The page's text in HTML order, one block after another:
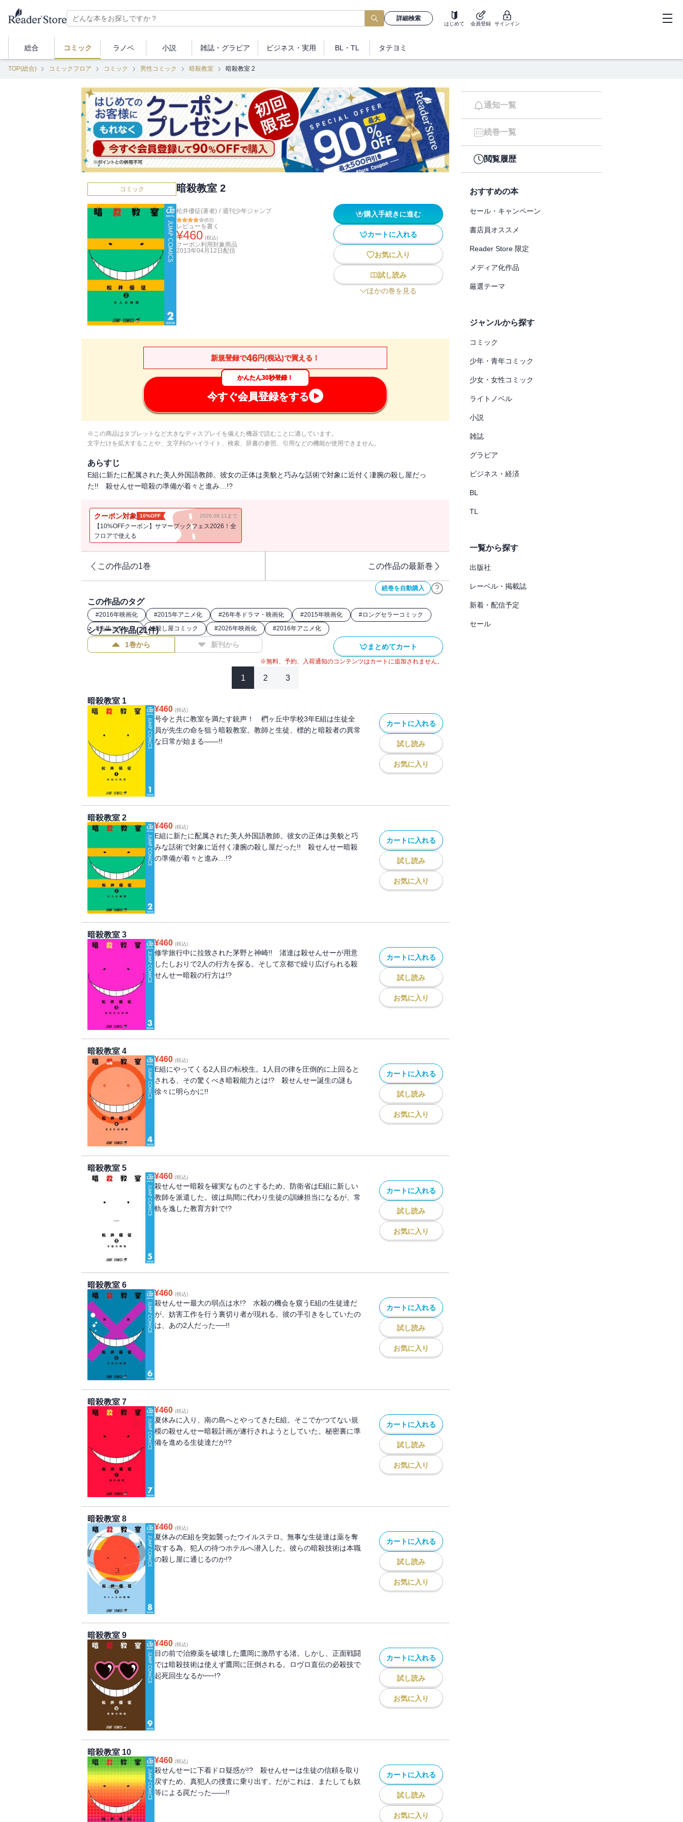
詳細検索
はじめて 会員登録 サインイン
総合 コミック ラノベ 小説 雑誌・ グラビア ビジネス ・実用 BL・TL タテヨミ
TOP(総合) コミックフロア コミック 男性コミック 暗殺教室 暗殺教室 2
コミック 暗殺教室 2
松井優征(著者) / 週刊少年ジャンプ
(63)
レビューを書く
¥460 (税込)
クーポン利用対象商品
2013年04月12日 配信
購入手続きに進む
カートに入れる
お気に入り
試し読み
ほかの巻を見る
新規登録で46円(税込)で買える！
かんたん30秒登録！
今すぐ会員登録をする
※この商品はタブレットなど大きなディスプレイを備えた機器で読むことに適しています。
文字だけを拡大することや、文字列のハイライト、検索、辞書の参照、引用などの機能が使用できません。
あらすじ
E組に新たに配属された美人外国語教師。彼女の正体は美貌と巧みな話術で対象に近付く凄腕の殺し屋だっ
た!! 殺せんせー暗殺の準備が着々と進み…!?
クーポン対象 10%OFF 2026.08.11まで
【10%OFFクーポン】サマーブックフェス2026！全
フロアで使える
この作品の1巻 この作品の最新巻
続巻を自動購入
この作品のタグ
#2016年映画化 #2015年アニメ化 #26年冬ドラマ・映画化 #2015年映画化 #ロングセラーコミック
#先生コミック #殺し屋コミック #2026年映画化 #2016年アニメ化
シリーズ作品(21件)
1巻から 新刊から まとめてカート
※無料、予約、入荷通知のコンテンツはカートに追加されません。
1 2 3
暗殺教室 1
¥460 (税込)
号令と共に教室を満たす銃声！ 椚ヶ丘中学校3年E組は生徒全
員が先生の命を狙う暗殺教室。教師と生徒、標的と暗殺者の異常
な日常が始まる――!!
カートに入れる
試し読み
お気に入り
暗殺教室 2
¥460 (税込)
E組に新たに配属された美人外国語教師。彼女の正体は美貌と巧
みな話術で対象に近付く凄腕の殺し屋だった!! 殺せんせー暗殺
の準備が着々と進み…!?
カートに入れる
試し読み
お気に入り
暗殺教室 3
¥460 (税込)
修学旅行中に拉致された茅野と神崎!! 渚達は殺せんせーが用意
したしおりで2人の行方を探る。そして京都で繰り広げられる殺
せんせー暗殺の行方は!?
カートに入れる
試し読み
お気に入り
暗殺教室 4
¥460 (税込)
E組にやってくる2人目の転校生。1人目の律を圧倒的に上回ると
される、その驚くべき暗殺能力とは!? 殺せんせー誕生の謎も
徐々に明らかに!!
カートに入れる
試し読み
お気に入り
暗殺教室 5
¥460 (税込)
殺せんせー暗殺を確実なものとするため、防衛省はE組に新しい
教師を派遣した。彼は烏間に代わり生徒の訓練担当になるが、常
軌を逸した教育方針で!?
カートに入れる
試し読み
お気に入り
暗殺教室 6
¥460 (税込)
殺せんせー最大の弱点は水!? 水殺の機会を窺うE組の生徒達だ
が、妨害工作を行う裏切り者が現れる。彼の手引きをしていたの
は、あの2人だった──!!
カートに入れる
試し読み
お気に入り
暗殺教室 7
¥460 (税込)
夏休みに入り、南の島へとやってきたE組。そこでかつてない規
模の殺せんせー暗殺計画が遂行されようとしていた。秘密裏に準
備を進める生徒達だが!?
カートに入れる
試し読み
お気に入り
暗殺教室 8
¥460 (税込)
夏休みのE組を突如襲ったウイルステロ。無事な生徒達は薬を奪
取する為、犯人の待つホテルへ潜入した。彼らの暗殺技術は本職
の殺し屋に通じるのか!?
カートに入れる
試し読み
お気に入り
暗殺教室 9
¥460 (税込)
目の前で治療薬を破壊した鷹岡に激昂する渚。しかし、正面戦闘
では暗殺技術は使えず鷹岡に圧倒される。ロヴロ直伝の必殺技で
起死回生なるか──!?
カートに入れる
試し読み
お気に入り
暗殺教室 10
¥460 (税込)
殺せんせーに下着ドロ疑惑が!? 殺せんせーは生徒の信頼を取り
戻すため、真犯人の捜査に乗り出す。だがこれは、またしても奴
等による罠だった――!!
カートに入れる
試し読み
お気に入り
通知一覧
続巻一覧
閲覧履歴
おすすめの本
セール・キャンペーン
書店員オススメ
Reader Store 限定
メディア化作品
厳選テーマ
ジャンルから探す
コミック
少年・青年コミック
少女・女性コミック
ライトノベル
小説
雑誌
グラビア
ビジネス・経済
BL
TL
一覧から探す
出版社
レーベル・掲載誌
新着・配信予定
セール